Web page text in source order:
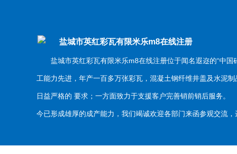
盐城市英红彩瓦有限米乐m8在线注册
盐城市英红彩瓦有限米乐m8在线注册位于闻名遐迩的“中国
工能力先进，年产一百多万张彩瓦，混凝土钢纤维井盖及水
日益严格的 要求；一方面致力于支援客户完善销前销后服务
今已形成雄厚的成产能力，我们竭诚欢迎各部门来函参观交流